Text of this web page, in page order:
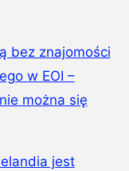
bez znajomości
w EOI –
można się
jest